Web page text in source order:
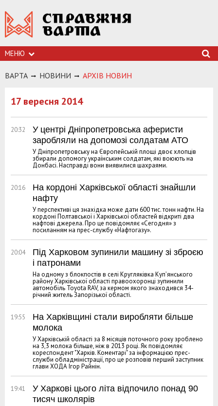
МЕНЮ
ВАРТА НОВИНИ АРХIВ НОВИН
17 вересня 2014
20:32
У центрі Дніпропетровська аферисти
заробляли на допомозі солдатам АТО
У Дніпропетровську на Європейській площі двоє хлопців
збирали допомогу українським солдатам, які воюють на
Донбасі. Насправді вони виявилися шахраями.
20:16
На кордоні Харківської області знайшли
нафту
У перспективі ця знахідка може дати 600 тис. тонн нафти. На
кордоні Полтавської і Харківської областей відкриті два
нафтові джерела. Про це повідомляє «Сегодня» з
посиланням на прес-службу «Нафтогазу».
20:04
Під Харковом зупинили машину зі зброєю
і патронами
На одному з блокпостів в селі Кругляківка Куп’янського
району Харківської області правоохоронці зупинили
автомобіль Toyota RAV, за кермом якого знаходився 34-
річний житель Запорізької області.
19:55
На Харківщині стали виробляти більше
молока
У Харківській області за 8 місяців поточного року зроблено
на 3,3 молока більше, ніж в 2013 році. Як повідомляє
кореспондент "Харків. Коментарі" за інформацією прес-
служби обладміністрації, про це розповів перший заступник
глави ХОДА Ігор Райнін.
19:41
У Харкові цього літа відпочило понад 90
тисяч школярів